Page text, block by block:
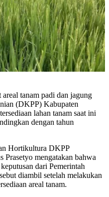
areal tanam padi dan jagung
(DKPP) Kabupaten
lahan tanam saat ini
dengan tahun
Hortikultura DKPP
mengatakan bahwa
dari Pemerintah
diambil setelah melakukan
areal tanam.